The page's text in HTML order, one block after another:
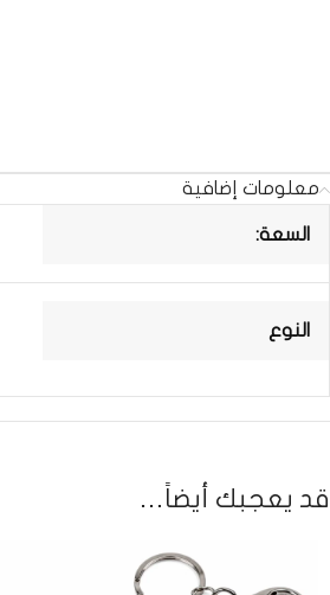
معلومات إضافية
السعة:
النوع
قد يعجبك أيضاً…